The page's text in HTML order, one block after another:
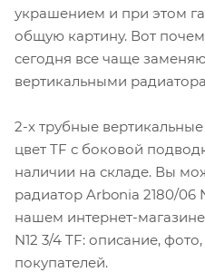
украшением и при этом
общую картину. Вот
сегодня все чаще
вертикальными
2-х трубные
цвет TF с боковой
наличии на складе. Вы
радиатор Arbonia 2180/06
нашем интернет-
N12 3/4 TF: описание,
покупателей.